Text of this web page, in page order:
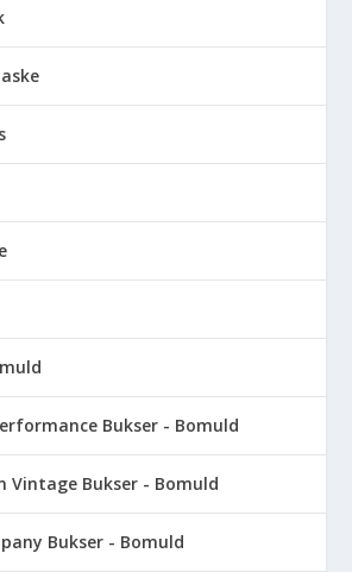
Bukser - Bomuld
Vintage Bukser - Bomuld
Bukser - Bomuld